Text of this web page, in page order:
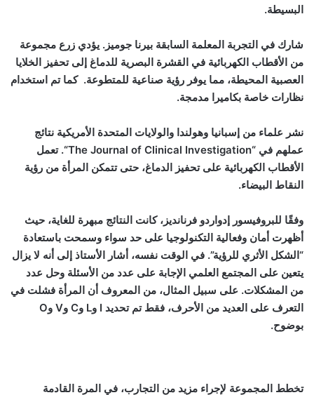
البسيطة.
شارك في التجربة المعلمة السابقة بيرنا جوميز. يؤدي زرع مجموعة
من الأقطاب الكهربائية في القشرة البصرية للدماغ إلى تحفيز الخلايا
العصبية المحيطة، مما يوفر رؤية صناعية للمتطوعة. كما تم استخدام
نظارات خاصة بكاميرا مدمجة.
نشر علماء من إسبانيا وهولندا والولايات المتحدة الأمريكية نتائج
عملهم في “The Journal of Clinical Investigation“. تعمل
الأقطاب الكهربائية على تحفيز الدماغ، حتى تتمكن المرأة من رؤية
النقاط البيضاء.
وفقًا للبروفيسور إدواردو فرنانديز، كانت النتائج مبهرة للغاية، حيث
أظهرت أمان وفعالية التكنولوجيا على حد سواء وسمحت باستعادة
“الشكل الأثري للرؤية”. في الوقت نفسه، أشار الأستاذ إلى أنه لا يزال
يتعين على المجتمع العلمي الإجابة على عدد من الأسئلة وحل عدد
من المشكلات. على سبيل المثال، من المعروف أن المرأة فشلت في
التعرف على العديد من الأحرف، فقط تم تحديد I وL وC وV وO
بوضوح.
تخطط المجموعة لإجراء مزيد من التجارب، في المرة القادمة